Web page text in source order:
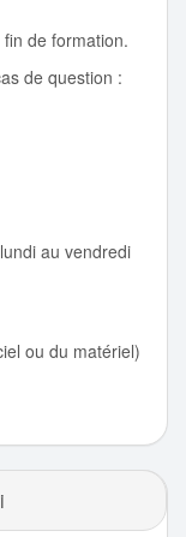
de formation.
de question :
au vendredi
ou du matériel)